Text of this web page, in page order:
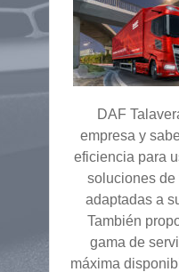
DAF
empresa y
eficiencia para
soluciones de
adaptadas a
También
gama de
máxima